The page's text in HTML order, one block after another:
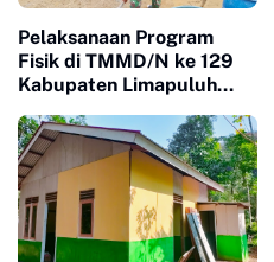
Pelaksanaan Program
Fisik di TMMD/N ke 129
Kabupaten Limapuluh
Lancar Dan Signifikan